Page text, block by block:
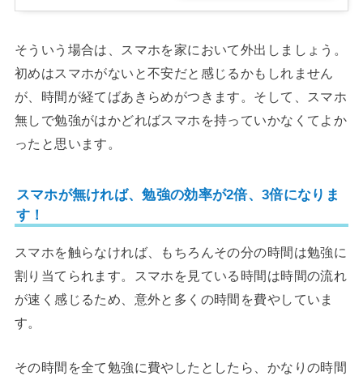
そういう場合は、スマホを家において外出しましょう。
初めはスマホがないと不安だと感じるかもしれません
が、時間が経てばあきらめがつきます。そして、スマホ
無しで勉強がはかどればスマホを持っていかなくてよか
ったと思います。
スマホが無ければ、勉強の効率が2倍、3倍になりま
す！
スマホを触らなければ、もちろんその分の時間は勉強に
割り当てられます。スマホを見ている時間は時間の流れ
が速く感じるため、意外と多くの時間を費やしていま
す。
その時間を全て勉強に費やしたとしたら、かなりの時間